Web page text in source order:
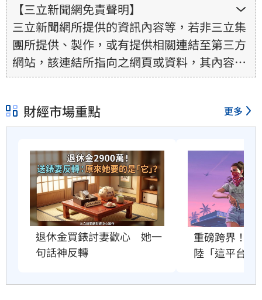
【三立新聞網免責聲明】
三立新聞網所提供的資訊內容等，若非三立集
團所提供、製作，或有提供相關連結至第三方
網站，該連結所指向之網頁或資料，其內容均
為所連結網站提供，相關權利均為該網站、內
其真實性、正確性、即時性、完整性或合法
性。三立新聞網所提供的資訊內容，若其著作
權不屬於三立集團所有，使用者未取得內容提
供者（著作權人）許可之前，亦不得擅自轉
貼、重製、變更、散布，否則概由使用者自負
全責。
財經市場重點 更多
退休金買錶討妻歡心　她一
句話神反轉
重磅跨界！《
陸「這平台」